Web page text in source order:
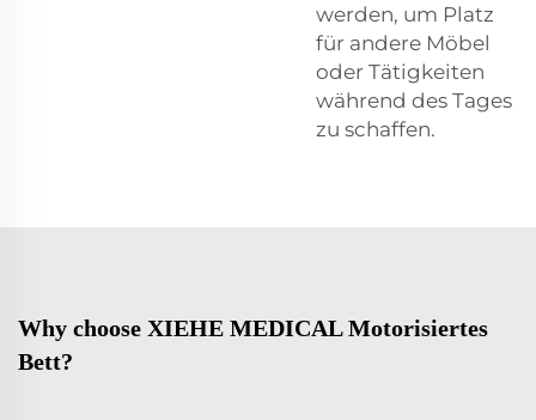
werden, um Platz
für andere Möbel
oder Tätigkeiten
während des Tages
zu schaffen.
Why choose XIEHE MEDICAL Motorisiertes
Bett?